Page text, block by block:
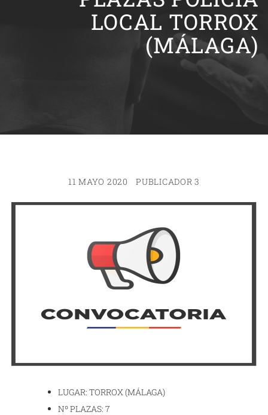
LOCAL TORROX
(MÁLAGA)
11 MAYO 2020 PUBLICADOR 3
LUGAR: TORROX (MÁLAGA)
Nº PLAZAS: 7